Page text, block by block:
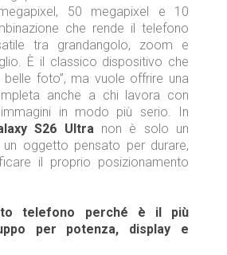
50 megapixel e 10
che rende il telefono
tra grandangolo, zoom e
È il classico dispositivo che
foto”, ma vuole offrire una
anche a chi lavora con
in modo più serio. In
S26 Ultranon è solo un
oggetto pensato per durare,
il proprio posizionamento
telefono perché è il più
per potenza, display e